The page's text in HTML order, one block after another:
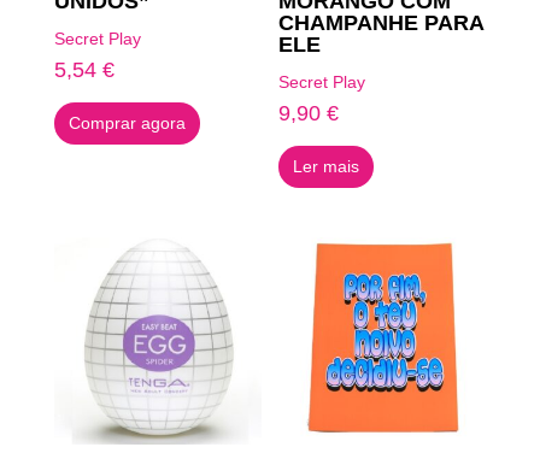
Secret Play
5,54 €
Comprar agora
CHAMPANHE PARA
ELE
Secret Play
9,90€
Ler mais